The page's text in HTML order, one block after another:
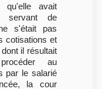
qu'elle avait
servant de
s'était pas
cotisations et
il résultait
au
par le salarié
la cour